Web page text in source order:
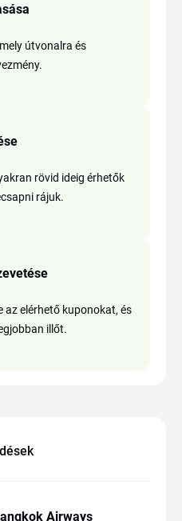
útvonalra és
rövid ideig érhetők
rájuk.
az elérhető kuponokat, és
illőt.
Airways